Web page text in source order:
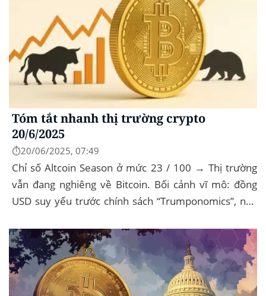
Tóm tắt nhanh thị trường crypto
20/6/2025
⏱️20/06/2025, 07:49
Chỉ số Altcoin Season ở mức 23 / 100 → Thị trường
vẫn đang nghiêng về Bitcoin. Bối cảnh vĩ mô: đồng
USD suy yếu trước chính sách “Trumponomics”, nhà